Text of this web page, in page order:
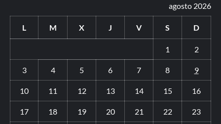
agosto 2026
L M X J V S D
1 2
3 4 5 6 7 8 9
10 11 12 13 14 15 16
17 18 19 20 21 22 23